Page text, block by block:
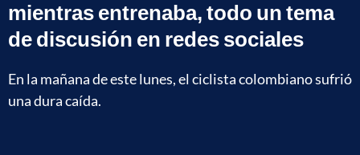
mientras entrenaba, todo un tema
de discusión en redes sociales
En la mañana de este lunes, el ciclista colombiano sufrió
una dura caída.